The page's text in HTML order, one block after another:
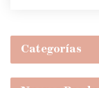
Categorías